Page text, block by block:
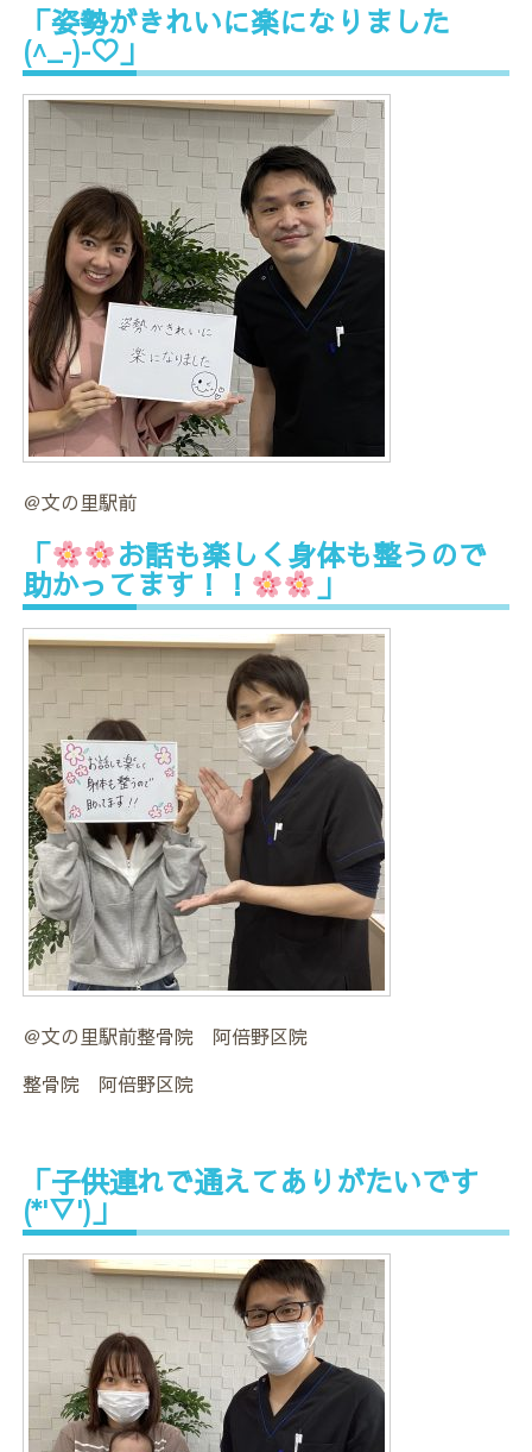
「姿勢がきれいに楽になりました
(^_-)-♡」
＠文の里駅前
「
お話も楽しく身体も整うので
助かってます！！
」
＠文の里駅前整骨院 阿倍野区院
整骨院 阿倍野区院
「子供連れで通えてありがたいです
(*'▽')」